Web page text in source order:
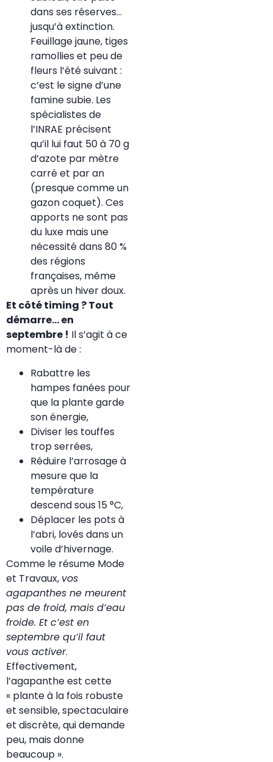
dans ses réserves…
jusqu’à extinction.
Feuillage jaune, tiges
ramollies et peu de
fleurs l’été suivant :
c’est le signe d’une
famine subie. Les
spécialistes de
l’INRAE précisent
qu’il lui faut 50 à 70 g
d’azote par mètre
carré et par an
(presque comme un
gazon coquet). Ces
apports ne sont pas
du luxe mais une
nécessité dans 80 %
des régions
françaises, même
après un hiver doux.
Et côté timing ? Tout
démarre… en
septembre ! Il s’agit à ce
moment-là de :
Rabattre les
hampes fanées pour
que la plante garde
son énergie,
Diviser les touffes
trop serrées,
Réduire l’arrosage à
mesure que la
température
descend sous 15 °C,
Déplacer les pots à
l’abri, lovés dans un
voile d’hivernage.
Comme le résume Mode
et Travaux, vos
agapanthes ne meurent
pas de froid, mais d’eau
froide. Et c’est en
septembre qu’il faut
vous activer.
Effectivement,
l’agapanthe est cette
« plante à la fois robuste
et sensible, spectaculaire
et discrète, qui demande
peu, mais donne
beaucoup ».